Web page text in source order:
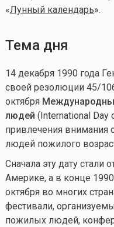
«Лунный календарь».
Тема дня
14 декабря 1990 года
своей резолюции 45/
октября
людей (International
привлечения внимания
людей пожилого
Сначала эту дату стали
Америке, а в конце
октября во многих
фестивали,
пожилых людей,